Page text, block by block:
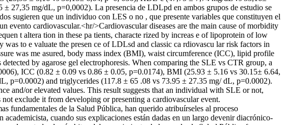
mg/dL, p=0,0002). La presencia de LDLpd en ambos grupos de estudio se
sugieren que un individuo con LES o no , que presente variables que constituyen el
evento cardiovascular.<hr/>Cardiovascular diseases are the main cause of morbidity
t altera tion in these pa tients, characte rized by increas e of lipoprotein of low
to e valuate the presen ce of LDLsd and classic ca rdiovascu lar risk factors in
was me asured, body mass index (BMI), waist circumference (ICC), lipid profile
by agarose gel electrophoresis. When comparing the SLE vs CTR group, a
ICC (0.82 ± 0.09 vs 0.86 ± 0.05, p=0.0174), BMI (25.93 ± 5.16 vs 30.15± 6.64,
and triglycerides (117.8 ± 65 .08 vs 73.95 ± 27.35 mg/ dL, p=0.0002).
and/or elevated values. This result suggests that an individual with SLE or not,
exclude it from developing or presenting a cardiovascular event.
fundamentales de la Salud Pública, han querido atribuírseles al proceso
cuando sus explicaciones están dadas en un largo devenir diacrónico-